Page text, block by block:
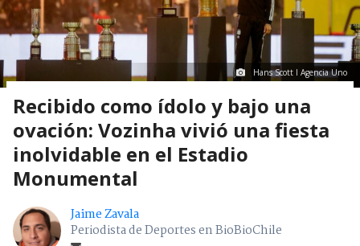
Hans Scott I Agencia Uno
Recibido como ídolo y bajo una
ovación: Vozinha vivió una fiesta
inolvidable en el Estadio
Monumental
Jaime Zavala
Periodista de Deportes en BioBioChile